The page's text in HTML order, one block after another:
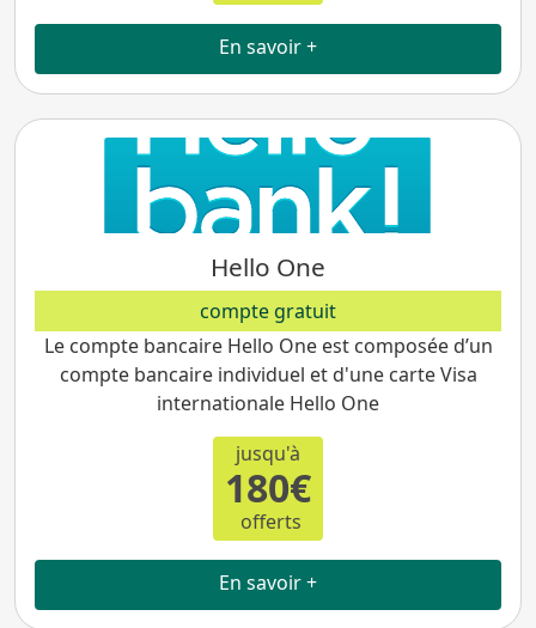
En savoir +
Hello One
compte gratuit
Le compte bancaire Hello One est composée d’un
compte bancaire individuel et d'une carte Visa
internationale Hello One
jusqu'à
180€
offerts
En savoir +